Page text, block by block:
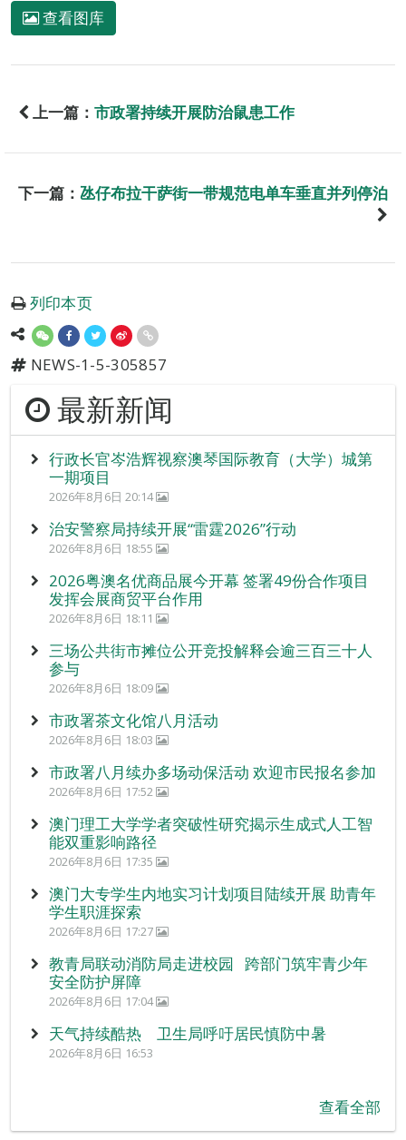
查看图库
上一篇： 市政署持续开展防治鼠患工作
下一篇： 氹仔布拉干萨街一带规范电单车垂直并列停泊
列印本页
NEWS-1-5-305857
最新新闻
行政长官岑浩辉视察澳琴国际教育（大学）城第
一期项目
2026年8月6日 20:14
治安警察局持续开展“雷霆2026”行动
2026年8月6日 18:55
2026粤澳名优商品展今开幕 签署49份合作项目
发挥会展商贸平台作用
2026年8月6日 18:11
三场公共街市摊位公开竞投解释会逾三百三十人
参与
2026年8月6日 18:09
市政署茶文化馆八月活动
2026年8月6日 18:03
市政署八月续办多场动保活动 欢迎市民报名参加
2026年8月6日 17:52
澳门理工大学学者突破性研究揭示生成式人工智
能双重影响路径
2026年8月6日 17:35
澳门大专学生内地实习计划项目陆续开展 助青年
学生职涯探索
2026年8月6日 17:27
教青局联动消防局走进校园 跨部门筑牢青少年
安全防护屏障
2026年8月6日 17:04
天气持续酷热 卫生局呼吁居民慎防中暑
2026年8月6日 16:53
查看全部